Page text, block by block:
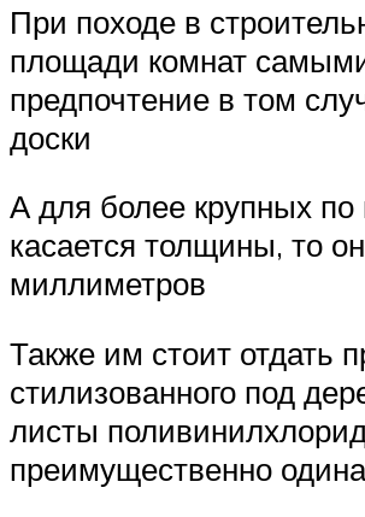
При походе в
площади комнат
предпочтение в том
доски
А для более крупных
касается толщины, то
миллиметров
Также им стоит отдать
стилизованного под
листы
преимущественно